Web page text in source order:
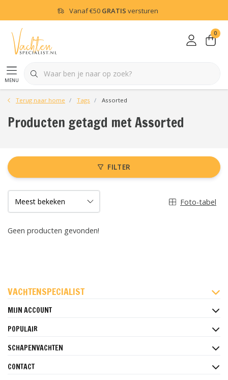
Vanaf€50 GRATIS versturen
menu
0
Terug naar home Tags Assorted
Producten getagd met Assorted
FILTER
Foto-tabel
Geen producten gevonden!
VACHTENSPECIALIST
MIJN ACCOUNT
POPULAIR
SCHAPENVACHTEN
CONTACT